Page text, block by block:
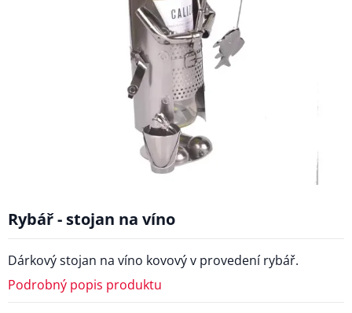
Rybář - stojan na víno
Dárkový stojan na víno kovový v provedení rybář.
Podrobný popis produktu